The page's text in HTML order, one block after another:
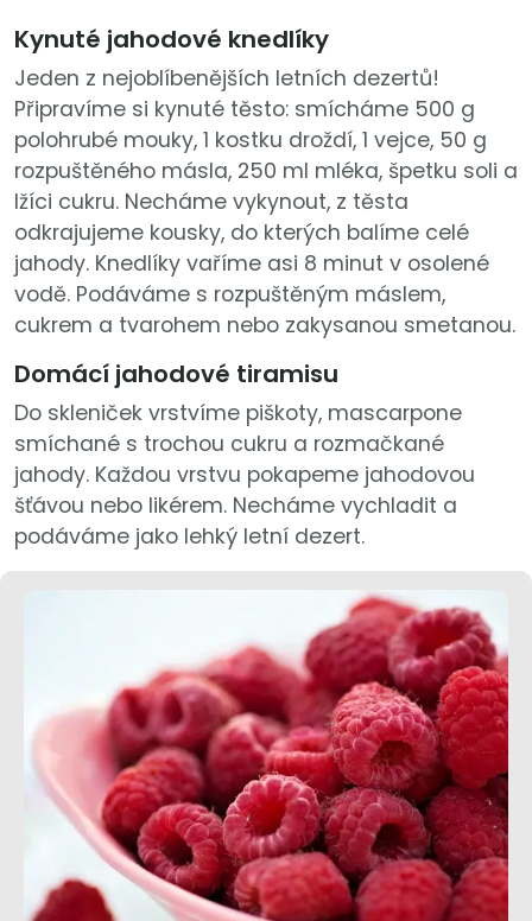
Kynuté jahodové knedlíky
Jeden z nejoblíbenějších letních dezertů!
Připravíme si kynuté těsto: smícháme 500 g
polohrubé mouky, 1 kostku droždí, 1 vejce, 50 g
rozpuštěného másla, 250 ml mléka, špetku soli a
lžíci cukru. Necháme vykynout, z těsta
odkrajujeme kousky, do kterých balíme celé
jahody. Knedlíky vaříme asi 8 minut v osolené
vodě. Podáváme s rozpuštěným máslem,
cukrem a tvarohem nebo zakysanou smetanou.
Domácí jahodové tiramisu
Do skleniček vrstvíme piškoty, mascarpone
smíchané s trochou cukru a rozmačkané
jahody. Každou vrstvu pokapeme jahodovou
šťávou nebo likérem. Necháme vychladit a
podáváme jako lehký letní dezert.